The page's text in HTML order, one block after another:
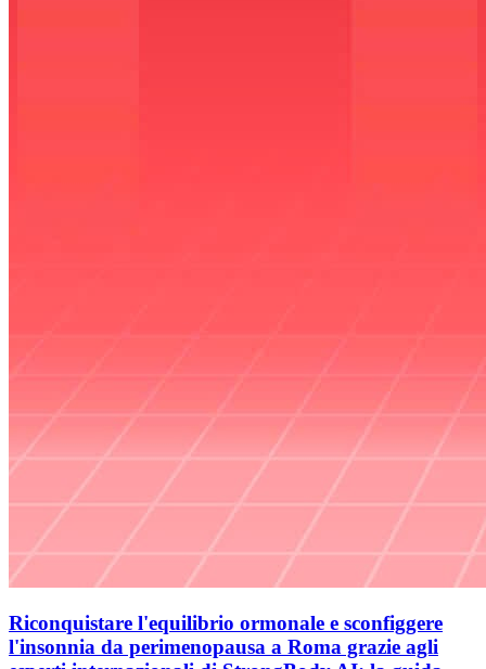
Riconquistare l'equilibrio ormonale e sconfiggere
l'insonnia da perimenopausa a Roma grazie agli